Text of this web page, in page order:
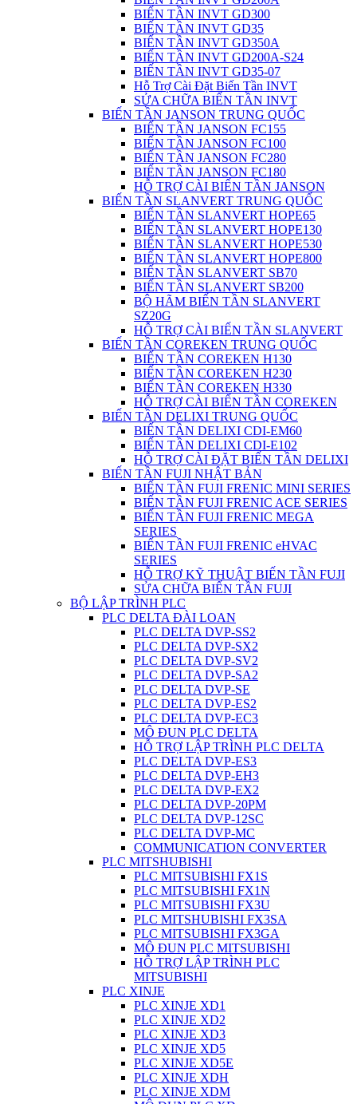
BIẾN TẦN INVT GD300
BIẾN TẦN INVT GD35
BIẾN TẦN INVT GD350A
BIẾN TẦN INVT GD200A-S24
BIẾN TẦN INVT GD35-07
Hỗ Trợ Cài Đặt Biến Tần INVT
SỬA CHỮA BIẾN TẦN INVT
BIẾN TẦN JANSON TRUNG QUỐC
BIẾN TẦN JANSON FC155
BIẾN TẦN JANSON FC100
BIẾN TẦN JANSON FC280
BIẾN TẦN JANSON FC180
HỖ TRỢ CÀI BIẾN TẦN JANSON
BIẾN TẦN SLANVERT TRUNG QUỐC
BIẾN TẦN SLANVERT HOPE65
BIẾN TẦN SLANVERT HOPE130
BIẾN TẦN SLANVERT HOPE530
BIẾN TẦN SLANVERT HOPE800
BIẾN TẦN SLANVERT SB70
BIẾN TẦN SLANVERT SB200
BỘ HÃM BIẾN TẦN SLANVERT
SZ20G
HỖ TRỢ CÀI BIẾN TẦN SLANVERT
BIẾN TẦN COREKEN TRUNG QUỐC
BIẾN TẦN COREKEN H130
BIẾN TẦN COREKEN H230
BIẾN TẦN COREKEN H330
HỖ TRỢ CÀI BIẾN TẦN COREKEN
BIẾN TẦN DELIXI TRUNG QUỐC
BIẾN TẦN DELIXI CDI-EM60
BIẾN TẦN DELIXI CDI-E102
HỖ TRỢ CÀI ĐẶT BIẾN TẦN DELIXI
BIẾN TẦN FUJI NHẬT BẢN
BIẾN TẦN FUJI FRENIC MINI SERIES
BIẾN TẦN FUJI FRENIC ACE SERIES
BIẾN TẦN FUJI FRENIC MEGA
SERIES
BIẾN TẦN FUJI FRENIC eHVAC
SERIES
HỖ TRỢ KỸ THUẬT BIẾN TẦN FUJI
SỬA CHỮA BIẾN TẦN FUJI
BỘ LẬP TRÌNH PLC
PLC DELTA ĐÀI LOAN
PLC DELTA DVP-SS2
PLC DELTA DVP-SX2
PLC DELTA DVP-SV2
PLC DELTA DVP-SA2
PLC DELTA DVP-SE
PLC DELTA DVP-ES2
PLC DELTA DVP-EC3
MÔ ĐUN PLC DELTA
HỖ TRỢ LẬP TRÌNH PLC DELTA
PLC DELTA DVP-ES3
PLC DELTA DVP-EH3
PLC DELTA DVP-EX2
PLC DELTA DVP-20PM
PLC DELTA DVP-12SC
PLC DELTA DVP-MC
COMMUNICATION CONVERTER
PLC MITSHUBISHI
PLC MITSUBISHI FX1S
PLC MITSUBISHI FX1N
PLC MITSUBISHI FX3U
PLC MITSHUBISHI FX3SA
PLC MITSUBISHI FX3GA
MÔ ĐUN PLC MITSUBISHI
HỖ TRỢ LẬP TRÌNH PLC
MITSUBISHI
PLC XINJE
PLC XINJE XD1
PLC XINJE XD2
PLC XINJE XD3
PLC XINJE XD5
PLC XINJE XD5E
PLC XINJE XDH
PLC XINJE XDM